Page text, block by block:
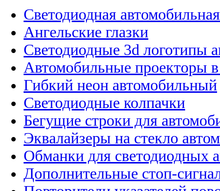
Светодиодная
Ангельские глазки
Светодиодные 3d логотипы
Автомобильные проекторы
Гибкий неон автомобильный
Светодиодные колпачки
Бегущие строки для
Эквалайзеры на стекло
Обманки для светодиодных
Дополнительные стоп-